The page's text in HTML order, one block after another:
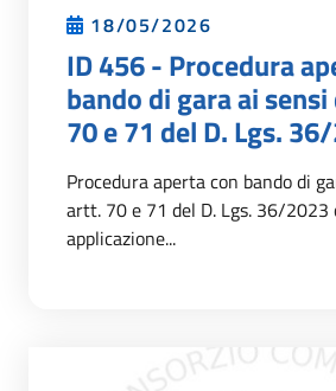
18/05/2026
ID 456 - Procedura
bando di gara ai
70 e 71 del D. Lgs.
Procedura aperta con bando di
artt. 70 e 71 del D. Lgs. 36/2023
applicazione...